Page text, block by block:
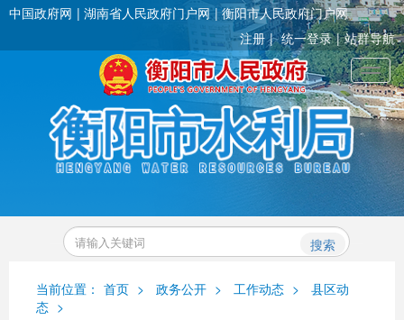
中国政府网 湖南省人民政府门户网
衡阳市人民政府门户网
注册
统一登录 站群导航
搜索
当前位置： 首页 > 政务公开 > 工作动态 >
县区动
态 >